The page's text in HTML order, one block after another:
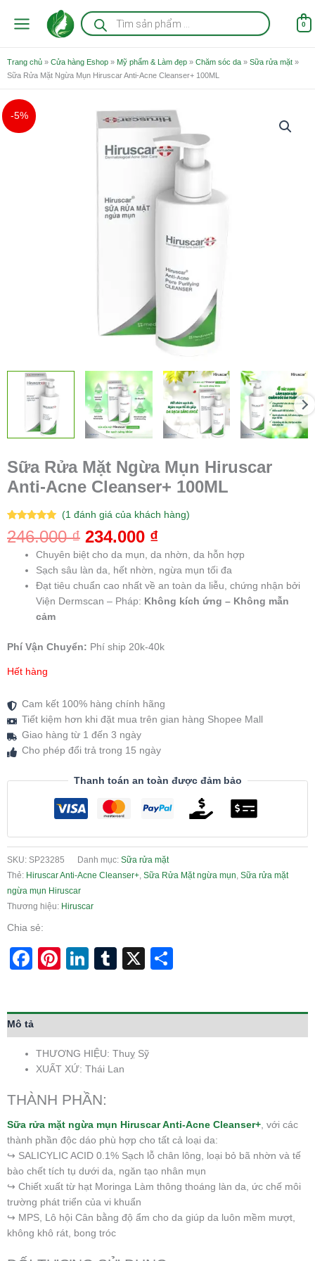
Tìm
kiếm
sản
0
Trang chủ » Cửa hàng Eshop » Mỹ phẩm & Làm đẹp » Chăm sóc da » Sữa rửa mặt »
Sữa Rửa Mặt Ngừa Mụn Hiruscar Anti-Acne Cleanser+ 100ML
-5%
Sữa Rửa Mặt Ngừa Mụn Hiruscar
Anti-Acne Cleanser+ 100ML
5.00 trên 5
dựa trên
1
(1 đánh giá của khách hàng)
246.000₫
Giá
gốc
246.000 ₫.
234.000 ₫
Giá
hiện
tại
là:
234.000 ₫.
Chuyên biệt cho da mụn, da nhờn, da hỗn hợp
Sạch sâu làn da, hết nhờn, ngừa mụn tối đa
Đạt tiêu chuẩn cao nhất về an toàn da liễu, chứng nhận bởi
Viện Dermscan – Pháp: Không kích ứng – Không mẫn
cảm
Phí Vận Chuyển: Phí ship 20k-40k
Hết hàng
Cam kết 100% hàng chính hãng
Tiết kiệm hơn khi đặt mua trên gian hàng Shopee Mall
Giao hàng từ 1 đến 3 ngày
Cho phép đổi trả trong 15 ngày
Thanh toán an toàn được đảm bảo
SKU: SP23285 Danh mục: Sữa rửa mặt
Thẻ: Hiruscar Anti-Acne Cleanser+ Sữa Rửa Mặt ngừa mụn Sữa rửa mặt
ngừa mụn Hiruscar
Thương hiệu: Hiruscar
Chia sẻ:
Facebook
Pinterest
LinkedIn
Tumblr
X
Mô tả
THƯƠNG HIỆU: Thuỵ Sỹ
XUẤT XỨ: Thái Lan
THÀNH PHẦN:
Sữa rửa mặt ngừa mụn Hiruscar Anti-Acne Cleanser+, với các
thành phần độc dáo phù hợp cho tất cả loại da:
↪ SALICYLIC ACID 0.1% Sạch lỗ chân lông, loại bỏ bã nhờn và tế
bào chết tích tụ dưới da, ngăn tạo nhân mụn
↪ Chiết xuất từ hạt Moringa Làm thông thoáng làn da, ức chế môi
trường phát triển của vi khuẩn
↪ MPS, Lô hội Cân bằng độ ẩm cho da giúp da luôn mềm mượt,
không khô rát, bong tróc